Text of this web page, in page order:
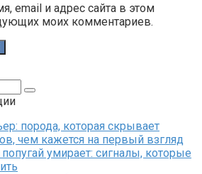
email и адрес сайта в этом
моих комментариев.
порода, которая скрывает
чем кажется на первый взгляд
попугай умирает: сигналы, которые